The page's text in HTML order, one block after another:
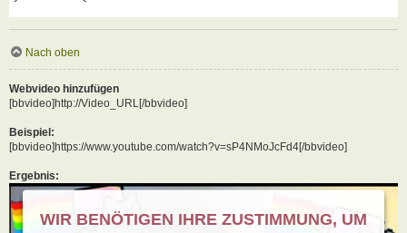
Nach oben
Webvideo hinzufügen
[bbvideo]http://Video_URL[/bbvideo]
Beispiel:
[bbvideo]https://www.youtube.com/watch?v=sP4NMoJcFd4[/bbvideo]
Ergebnis:
WIR BENÖTIGEN IHRE ZUSTIMMUNG, UM